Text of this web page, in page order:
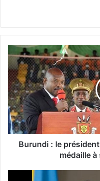
Burundi : le
médaille à